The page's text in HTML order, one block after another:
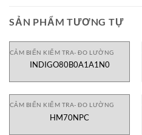
SẢN PHẨM TƯƠNG TỰ
CẢM BIẾN KIỂM TRA- ĐO LƯỜNG
INDIGO80B0A1A1N0
CẢM BIẾN KIỂM TRA- ĐO LƯỜNG
HM70NPC